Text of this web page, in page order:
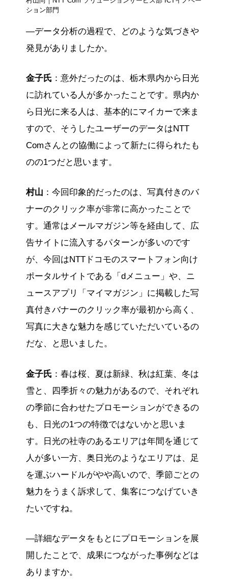
ション部門
—データ分析の過程で、どのような気づきや
発見がありましたか。
金子氏 ：意外だったのは、栃木県内から日光
に訪れている人が多かったことです。県内か
ら日光に来る人は、基本的にマイカーで来ま
すので、そうしたユーザーのデータはNTT
Comさんとの協働によって新たに得られたも
のの1つだと思います。
村山 ：今回印象的だったのは、写真付きのバ
ナーのクリック率が非常に高かったことで
す。通常はメールマガジン等を経由して、広
告サイトに流入するパターンが多いのです
が、今回はNTTドコモのスマートフォン向け
ポータルサイトである「dメニュー」や、ニ
ュースアプリ「マイマガジン」に掲載した写
真付きバナーのクリック率が最初から高く、
写真に大きな魅力を感じていただいているの
だな、と思いました。
金子氏 ：春は桜、夏は新緑、秋は紅葉、冬は
雪と、四季折々の魅力があるので、それぞれ
の季節に合わせたプロモーションができるの
も、日光の1つの特徴ではないかと思いま
す。日光の社寺のあるエリアは年間を通じて
人が多い一方、奥日光のようなエリアは、足
を運ぶハードルがやや高いので、季節ごとの
魅力をうまく訴求して、集客につなげていき
たいですね。
—詳細なデータをもとにプロモーションを展
開したことで、成果につながった事例などは
ありますか。